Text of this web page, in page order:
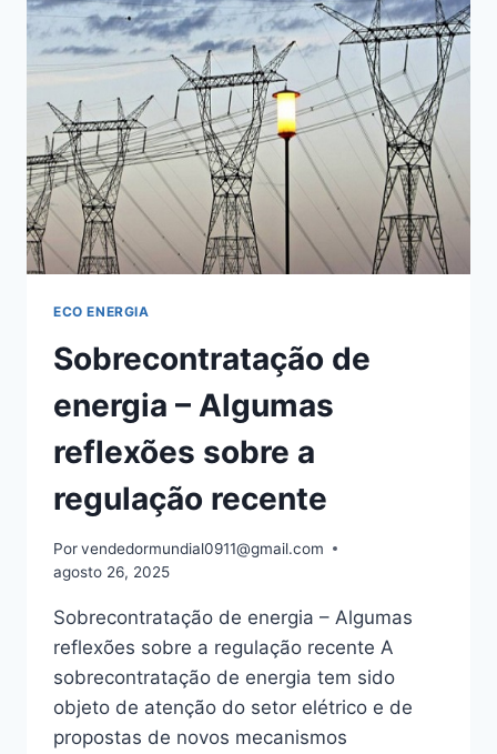
XADREZ
ECO ENERGIA
Sobrecontratação de
energia – Algumas
reflexões sobre a
regulação recente
Porvendedormundial0911@gmail.com
agosto 26, 2025
Sobrecontratação de energia – Algumas
reflexões sobre a regulação recente A
sobrecontratação de energia tem sido
objeto de atenção do setor elétrico e de
propostas de novos mecanismos